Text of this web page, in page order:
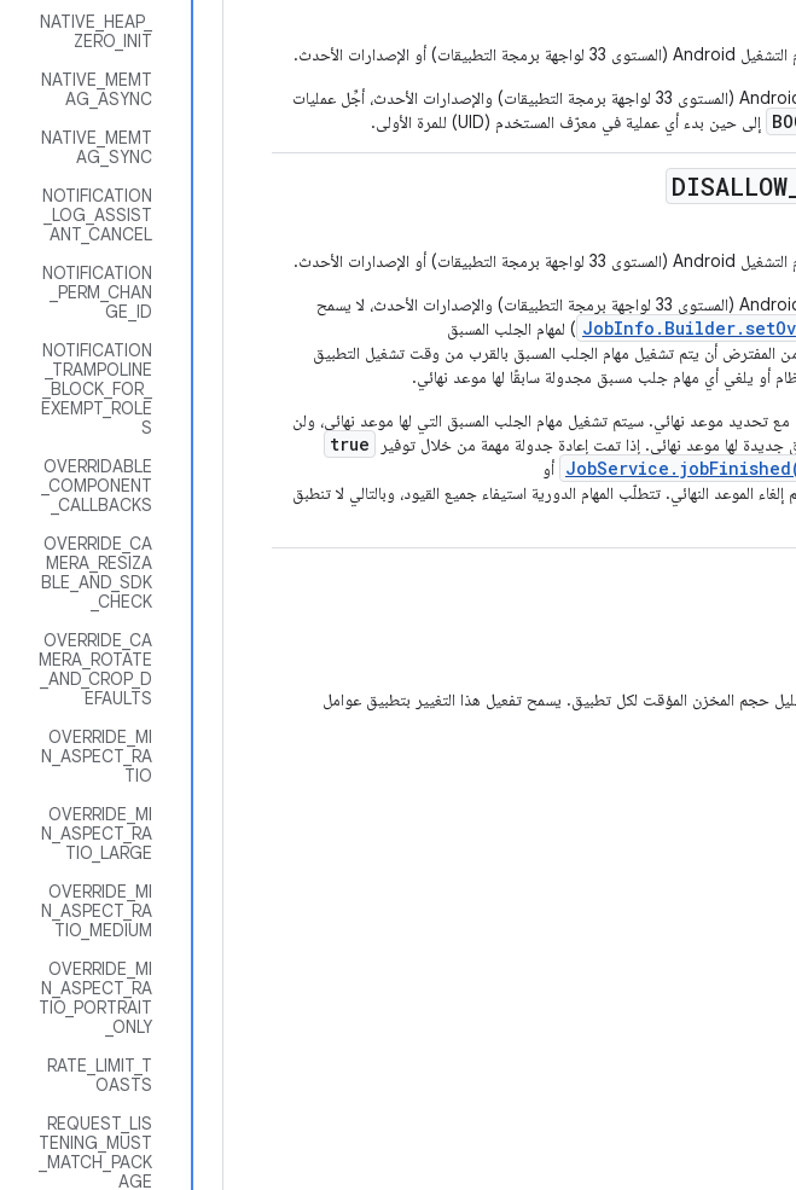
NATIVE_HEAP_
ZERO_INIT
NATIVE_MEMT
AG_ASYNC
NATIVE_MEMT
AG_SYNC
NOTIFICATION
_LOG_ASSIST
ANT_CANCEL
NOTIFICATION
_PERM_CHAN
GE_ID
NOTIFICATION
_TRAMPOLINE
_BLOCK_FOR_
EXEMPT_ROLE
S
OVERRIDABLE
_COMPONENT
_CALLBACKS
OVERRIDE_CA
MERA_RESIZA
BLE_AND_SDK
_CHECK
OVERRIDE_CA
MERA_ROTATE
_AND_CROP_D
EFAULTS
OVERRIDE_MI
N_ASPECT_RA
TIO
OVERRIDE_MI
N_ASPECT_RA
TIO_LARGE
OVERRIDE_MI
N_ASPECT_RA
TIO_MEDIUM
OVERRIDE_MI
N_ASPECT_RA
TIO_PORTRAIT
_ONLY
RATE_LIMIT_T
OASTS
REQUEST_LIS
TENING_MUST
_MATCH_PACK
AGE
بالنسبة إلى التطبيقات التي تستهدف الإصدار 13 من نظام التشغيل Android (المستوى 33 لواجهة برمجة التطبيقات) والإصدارات الأحدث، أجِّل عمليات
إلى حين بدء أي عملية في معرّف المستخدم (UID) للمرة الأولى.
DISALLOW
بالنسبة إلى التطبيقات التي تستهدف الإصدار 13 من نظام التشغيل Android (المستوى 33 لواجهة برمجة التطبيقات) والإصدارات الأحدث، لا يسمح
) لمهام الجلب المسبق
المفترض أن يتم تشغيل مهام الجلب المسبق بالقرب من وقت تشغيل التطبيق
أو يلغي أي مهام جلب مسبق مجدولة سابقًا لها موعد نهائي.
تحديد موعد نهائي. سيتم تشغيل مهام الجلب المسبق التي لها موعد نهائي، ولن
لها موعد نهائي. إذا تمت إعادة جدولة مهمة من خلال توفير
true
أو
إلغاء الموعد النهائي. تتطلّب المهام الدورية استيفاء جميع القيود، وبالتالي لا تنطبق
حجم المخزن المؤقت لكل تطبيق. يسمح تفعيل هذا التغيير بتطبيق عوامل